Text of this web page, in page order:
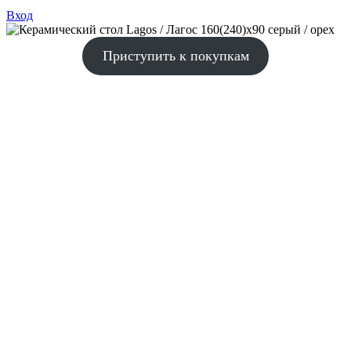
Вход
Приступить к покупкам